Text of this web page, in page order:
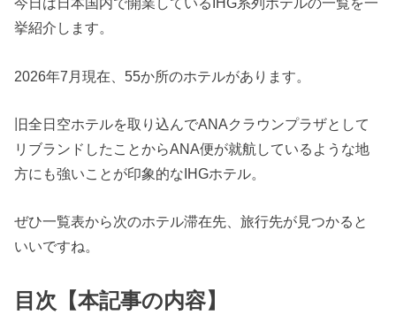
挙紹介します。
2026年7月現在、55か所のホテルがあります。
旧全日空ホテルを取り込んでANAクラウンプラザとして
リブランドしたことからANA便が就航しているような地
方にも強いことが印象的なIHGホテル。
ぜひ一覧表から次のホテル滞在先、旅行先が見つかると
いいですね。
目次【本記事の内容】